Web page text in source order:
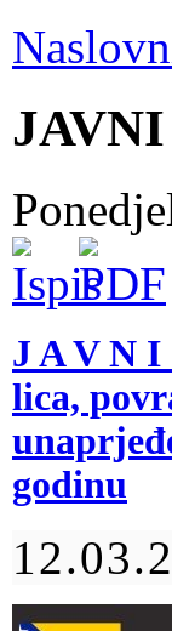
J A V N
lica,
godinu